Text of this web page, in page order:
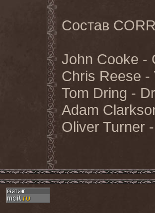
Состав
John Cooke -
Chris Reese -
Tom Dring -
Adam
Oliver Turner